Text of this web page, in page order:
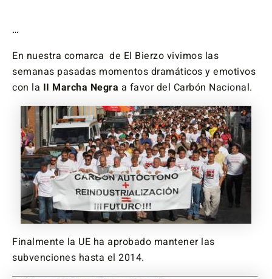
…
En nuestra comarca de El Bierzo vivimos las
semanas pasadas momentos dramáticos y emotivos
con la II Marcha Negra a favor del Carbón Nacional.
Finalmente la UE ha aprobado mantener las
subvenciones hasta el 2014.